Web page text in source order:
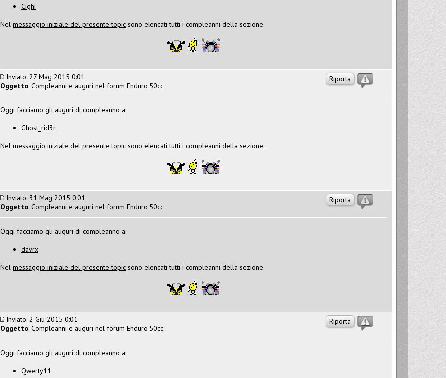
Cighi
Nel messaggio iniziale del presente topic sono elencati tutti i compleanni della sezione.
Riporta
Inviato: 27 Mag 2015 0:01
Oggetto: Compleanni e auguri nel forum Enduro 50cc
Oggi facciamo gli auguri di compleanno a:
Ghost_rid3r
Nel messaggio iniziale del presente topic sono elencati tutti i compleanni della sezione.
Riporta
Inviato: 31 Mag 2015 0:01
Oggetto: Compleanni e auguri nel forum Enduro 50cc
Oggi facciamo gli auguri di compleanno a:
davrx
Nel messaggio iniziale del presente topic sono elencati tutti i compleanni della sezione.
Riporta
Inviato: 2 Giu 2015 0:01
Oggetto: Compleanni e auguri nel forum Enduro 50cc
Oggi facciamo gli auguri di compleanno a:
Qwerty11